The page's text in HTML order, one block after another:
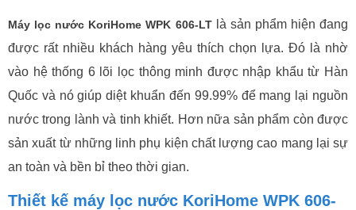
Máy lọc nước KoriHome WPK 606-LT là sản phẩm hiện đang
được rất nhiều khách hàng yêu thích chọn lựa. Đó là nhờ
vào hệ thống 6 lõi lọc thông minh được nhập khẩu từ Hàn
Quốc và nó giúp diệt khuẩn đến 99.99% để mang lại nguồn
nước trong lành và tinh khiết. Hơn nữa sản phẩm còn được
sản xuất từ những linh phụ kiện chất lượng cao mang lại sự
an toàn và bền bỉ theo thời gian.
Thiết kế máy lọc nước KoriHome WPK 606-